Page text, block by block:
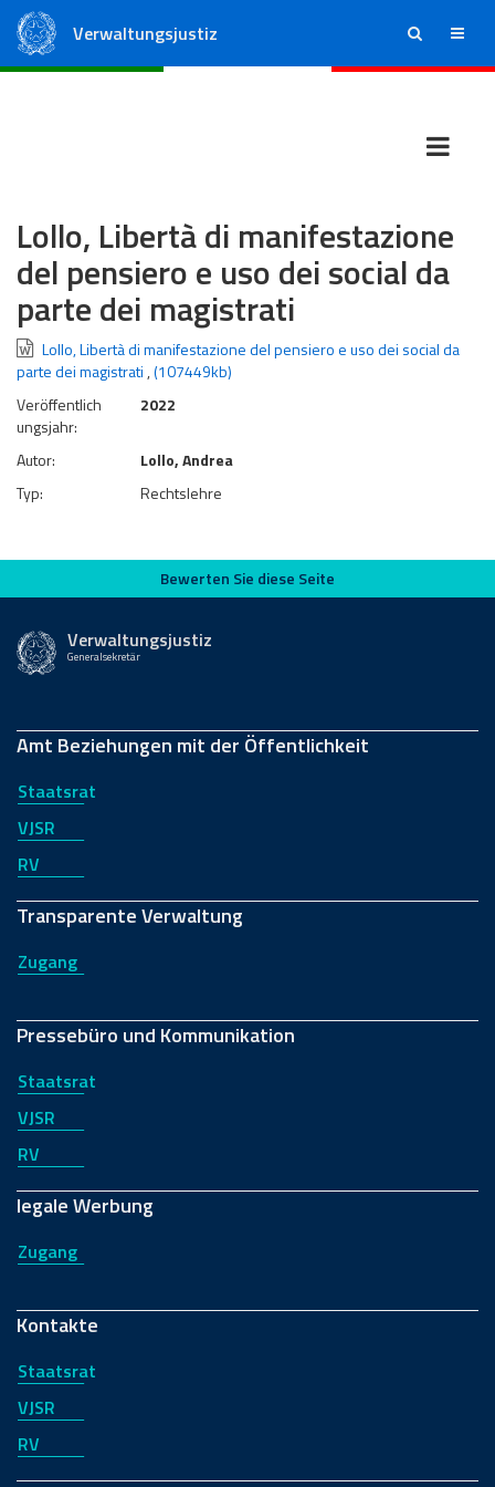
Verwaltungsjustiz ricerca menu
Lollo, Libertà di manifestazione
del pensiero e uso dei social da
parte dei magistrati
Lollo, Libertà di manifestazione del pensiero e uso dei social da
parte dei magistrati ,(107449kb)
Veröffentlich
ungsjahr:
2022
Autor:
Lollo, Andrea
Typ:
Rechtslehre
Bewerten Sie diese Seite
Bewerten Sie diese Seite
Verwaltungsjustiz
Generalsekretär
Amt Beziehungen mit der Öffentlichkeit
Staatsrat
VJSR
RV
Transparente Verwaltung
Zugang
Pressebüro und Kommunikation
Staatsrat
VJSR
RV
legale Werbung
Zugang
Kontakte
Staatsrat
VJSR
RV